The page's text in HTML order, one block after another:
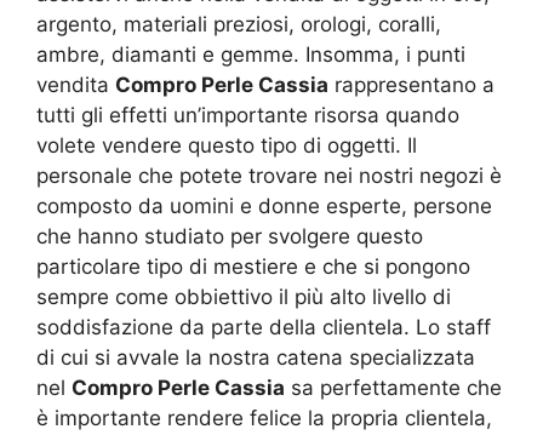
argento, materiali preziosi, orologi, coralli,
ambre, diamanti e gemme. Insomma, i punti
vendita Compro Perle Cassia rappresentano a
tutti gli effetti un’importante risorsa quando
volete vendere questo tipo di oggetti. Il
personale che potete trovare nei nostri negozi è
composto da uomini e donne esperte, persone
che hanno studiato per svolgere questo
particolare tipo di mestiere e che si pongono
sempre come obbiettivo il più alto livello di
soddisfazione da parte della clientela. Lo staff
di cui si avvale la nostra catena specializzata
nel Compro Perle Cassia sa perfettamente che
è importante rendere felice la propria clientela,